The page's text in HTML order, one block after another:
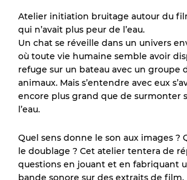
Atelier initiation bruitage autour du
qui n’avait plus peur de l’eau.
Un chat se réveille dans un univers
où toute vie humaine semble avoir
refuge sur un bateau avec un groupe
animaux. Mais s’entendre avec eux
encore plus grand que de surmonter
l’eau.
Quel sens donne le son aux images ?
le doublage ? Cet atelier tentera de
questions en jouant et en fabriquant
bande sonore sur des extraits de film.